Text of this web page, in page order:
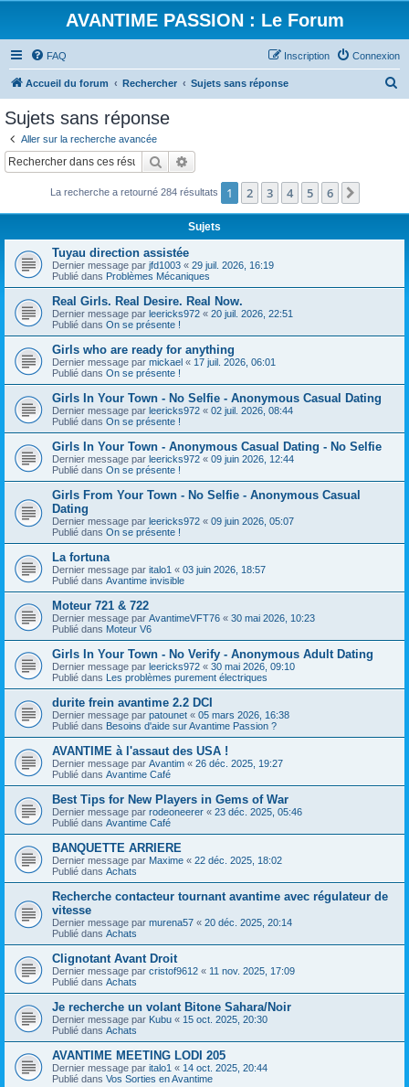
AVANTIME PASSION : Le Forum
FAQ Connexion
Inscription
Accueil du forum Rechercher Sujets sans réponse
c
Sujets sans réponse
Aller sur la recherche avancée
Rechercher
La recherche a retourné 284 résultats 1 2 3 4 5 6
Sujets
Tuyau direction assistée
Dernier message par jfd1003 « 29 juil. 2026, 16:19
Publié dans Problèmes Mécaniques
Real Girls. Real Desire. Real Now.
Dernier message par leericks972 « 20 juil. 2026, 22:51
Publié dans On se présente !
Girls who are ready for anything
Dernier message par mickael « 17 juil. 2026, 06:01
Publié dans On se présente !
Girls In Your Town - No Selfie - Anonymous Casual Dating
Dernier message par leericks972 « 02 juil. 2026, 08:44
Publié dans On se présente !
Girls In Your Town - Anonymous Casual Dating - No Selfie
Dernier message par leericks972 « 09 juin 2026, 12:44
Publié dans On se présente !
Girls From Your Town - No Selfie - Anonymous Casual
Dating
Dernier message par leericks972 « 09 juin 2026, 05:07
Publié dans On se présente !
La fortuna
Dernier message par italo1 « 03 juin 2026, 18:57
Publié dans Avantime invisible
Moteur 721 & 722
Dernier message par AvantimeVFT76 « 30 mai 2026, 10:23
Publié dans Moteur V6
Girls In Your Town - No Verify - Anonymous Adult Dating
Dernier message par leericks972 « 30 mai 2026, 09:10
Publié dans Les problèmes purement électriques
durite frein avantime 2.2 DCI
Dernier message par patounet « 05 mars 2026, 16:38
Publié dans Besoins d'aide sur Avantime Passion ?
AVANTIME à l'assaut des USA !
Dernier message par Avantim « 26 déc. 2025, 19:27
Publié dans Avantime Café
Best Tips for New Players in Gems of War
Dernier message par rodeoneerer « 23 déc. 2025, 05:46
Publié dans Avantime Café
BANQUETTE ARRIERE
Dernier message par Maxime « 22 déc. 2025, 18:02
Publié dans Achats
Recherche contacteur tournant avantime avec régulateur de
vitesse
Dernier message par murena57 « 20 déc. 2025, 20:14
Publié dans Achats
Clignotant Avant Droit
Dernier message par cristof9612 « 11 nov. 2025, 17:09
Publié dans Achats
Je recherche un volant Bitone Sahara/Noir
Dernier message par Kubu « 15 oct. 2025, 20:30
Publié dans Achats
AVANTIME MEETING LODI 205
Dernier message par italo1 « 14 oct. 2025, 20:44
Publié dans Vos Sorties en Avantime